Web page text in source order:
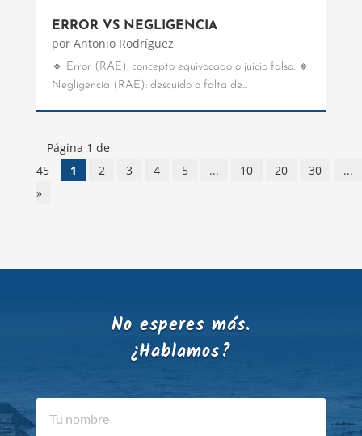
ERROR VS NEGLIGENCIA
por Antonio Rodríguez
🔹 Error (RAE): concepto equivocado o juicio falso. 🔹
Negligencia (RAE): descuido o falta de...
Página 1 de
45
1 2 3 4 5 ... 10 20 30
...
»
No esperes más.
¿Hablamos?